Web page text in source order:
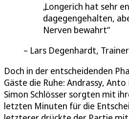
Longerich hat sehr
dagegengehalten,
Nerven bewahrt
Lars Degenhardt,
Doch in der entscheidenden
Gäste die Ruhe: Andrassy,
Simon Schlösser sorgten mit
letzten Minuten für die